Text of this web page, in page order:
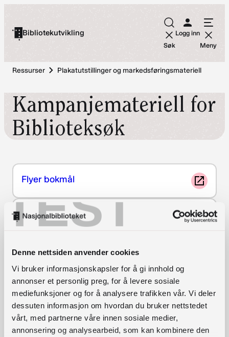
TEST
Denne nettsiden anvender cookies
Vi bruker informasjonskapsler for å gi innhold og
annonser et personlig preg, for å levere sosiale
mediefunksjoner og for å analysere trafikken vår. Vi deler
dessuten informasjon om hvordan du bruker nettstedet
vårt, med partnerne våre innen sosiale medier,
annonsering og analysearbeid, som kan kombinere den
innholdBibliotekutvikling
Søk
Logg inn
Meny
Ressurser Plakatutstillinger og markedsføringsmateriell
Kampanjemateriell for
Biblioteksøk
Flyer bokmål
Flyer nynorsk
Plakat bokmål
Plakat nynorsk
Banner til Facebook bokmål